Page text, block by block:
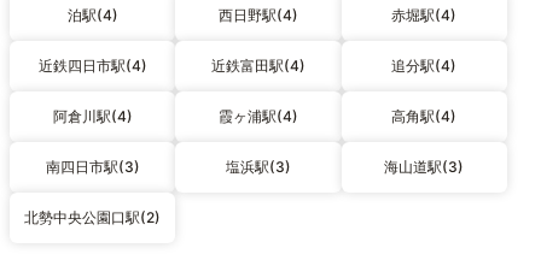
泊駅(4) 西日野駅(4) 赤堀駅(4)
近鉄四日市駅(4) 近鉄富田駅(4) 追分駅(4)
阿倉川駅(4) 霞ヶ浦駅(4) 高角駅(4)
南四日市駅(3) 塩浜駅(3) 海山道駅(3)
北勢中央公園口駅(2)